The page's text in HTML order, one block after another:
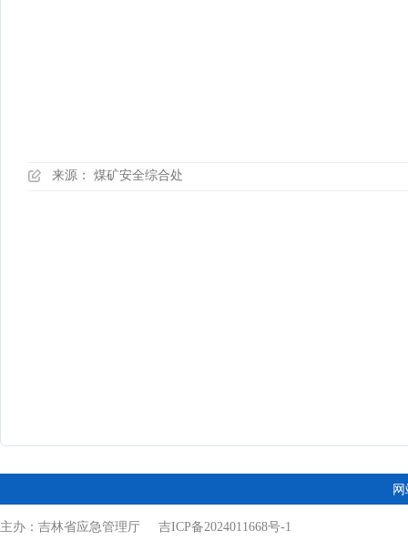
来源： 煤矿安全综合处
主办：吉林省应急管理厅 吉ICP备2024011668号-1